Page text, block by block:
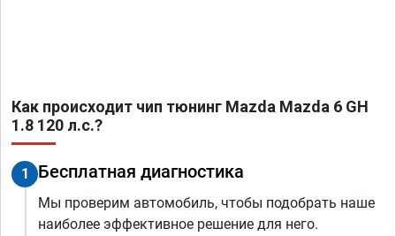
Как происходит чип тюнинг Mazda Mazda 6 GH
1.8 120 л.с.?
1 Бесплатная диагностика
Мы проверим автомобиль, чтобы подобрать наше
наиболее эффективное решение для него.